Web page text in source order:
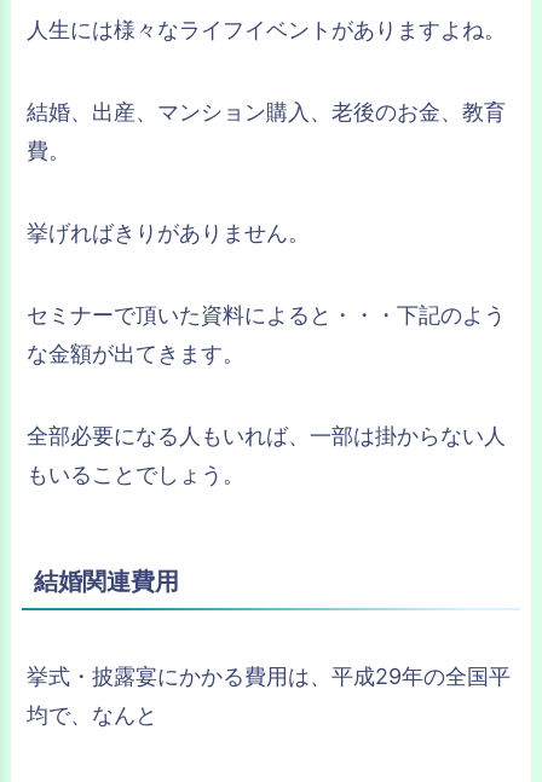
人生には様々なライフイベントがありますよね。
結婚、出産、マンション購入、老後のお金、教育
費。
挙げればきりがありません。
セミナーで頂いた資料によると・・・下記のよう
な金額が出てきます。
全部必要になる人もいれば、一部は掛からない人
もいることでしょう。
結婚関連費用
挙式・披露宴にかかる費用は、平成29年の全国平
均で、なんと